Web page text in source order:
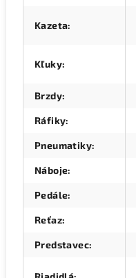
Kazeta:
Kľuky:
Brzdy:
Ráfiky:
Pneumatiky:
Náboje:
Pedále:
Reťaz:
Predstavec: